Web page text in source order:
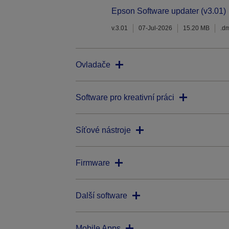
Epson Software updater (v3.01)
v.3.01 07-Jul-2026 15.20 MB
Ovladače
Software pro kreativní práci
Síťové nástroje
Firmware
Další software